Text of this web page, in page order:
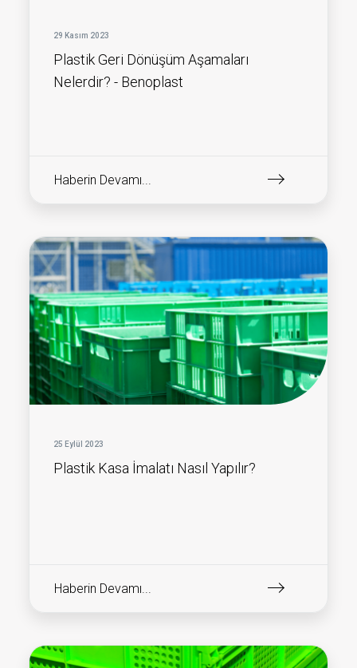
29 Kasım 2023
Plastik Geri Dönüşüm Aşamaları
Nelerdir? - Benoplast
Haberin Devamı...
25 Eylül 2023
Plastik Kasa İmalatı Nasıl Yapılır?
Haberin Devamı...